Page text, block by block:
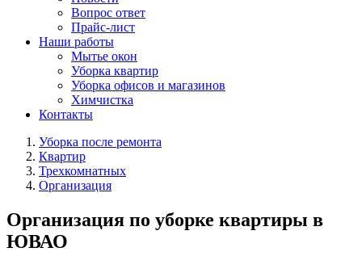
Вопрос ответ
Прайс-лист
Наши работы
Мытье окон
Уборка квартир
Уборка офисов и магазинов
Химчистка
Контакты
Уборка после ремонта
Квартир
Трехкомнатных
Организация
Организация по уборке квартиры в
ЮВАО